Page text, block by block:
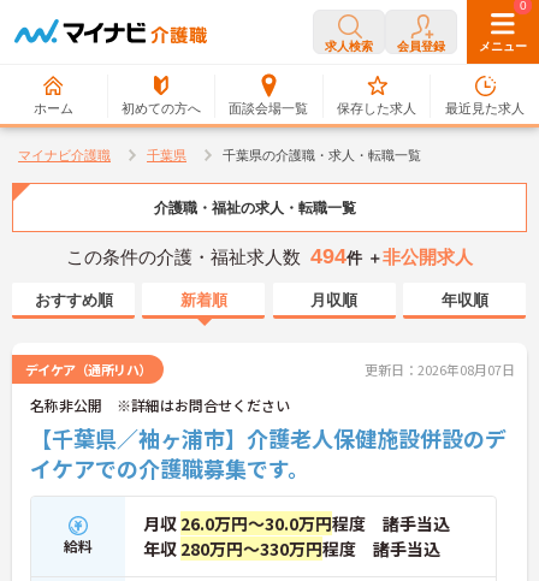
求人検索 会員登録 メニュー
ホーム 初めての方へ 面談会場一覧
0
保存した求人
0
最近見た求人
マイナビ介護職 千葉県 千葉県の介護職・求人・転職一覧
介護職・福祉の求人・転職一覧
この条件の介護・福祉求人数 494件 ＋非公開求人
おすすめ順 新着順 月収順 年収順
デイケア（通所リハ） 更新日：2026年08月07日
名称非公開 ※詳細はお問合せください
【千葉県／袖ヶ浦市】介護老人保健施設併設のデ
イケアでの介護職募集です。
給料
月収 26.0万円～30.0万円程度 諸手当込
年収 280万円～330万円程度 諸手当込